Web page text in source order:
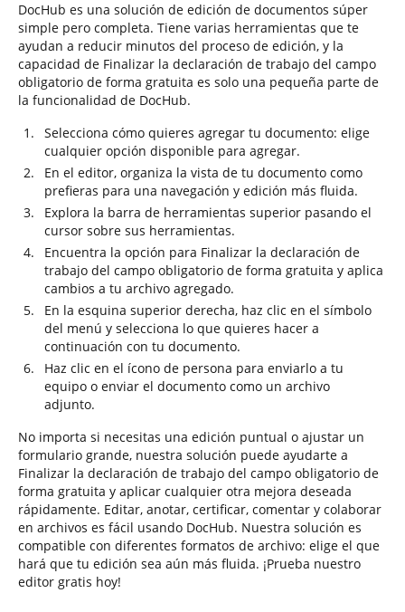
DocHub es una solución de edición de documentos súper
simple pero completa. Tiene varias herramientas que te
ayudan a reducir minutos del proceso de edición, y la
capacidad de Finalizar la declaración de trabajo del campo
obligatorio de forma gratuita es solo una pequeña parte de
la funcionalidad de DocHub.
Selecciona cómo quieres agregar tu documento: elige
cualquier opción disponible para agregar.
En el editor, organiza la vista de tu documento como
prefieras para una navegación y edición más fluida.
Explora la barra de herramientas superior pasando el
cursor sobre sus herramientas.
Encuentra la opción para Finalizar la declaración de
trabajo del campo obligatorio de forma gratuita y aplica
cambios a tu archivo agregado.
En la esquina superior derecha, haz clic en el símbolo
del menú y selecciona lo que quieres hacer a
continuación con tu documento.
Haz clic en el ícono de persona para enviarlo a tu
equipo o enviar el documento como un archivo
adjunto.
No importa si necesitas una edición puntual o ajustar un
formulario grande, nuestra solución puede ayudarte a
Finalizar la declaración de trabajo del campo obligatorio de
forma gratuita y aplicar cualquier otra mejora deseada
rápidamente. Editar, anotar, certificar, comentar y colaborar
en archivos es fácil usando DocHub. Nuestra solución es
compatible con diferentes formatos de archivo: elige el que
hará que tu edición sea aún más fluida. ¡Prueba nuestro
editor gratis hoy!